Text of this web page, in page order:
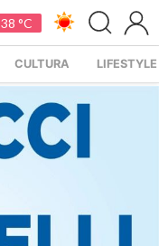
38 °C
CULTURA LIFESTYLE